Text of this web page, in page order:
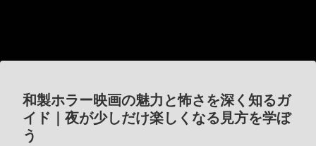
和製ホラー映画の魅力と怖さを深く知るガ
イド｜夜が少しだけ楽しくなる見方を学ぼ
う